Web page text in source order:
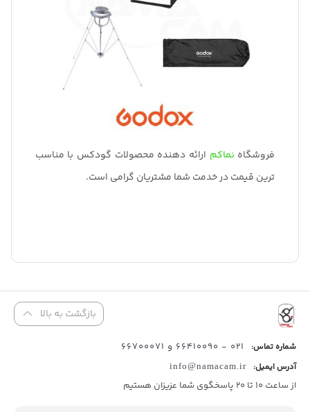
فروشگاه نماکم ارائه دهنده محصولات گودکس با مناسب
ترین قیمت در خدمت شما مشتریان گرامی است.
بازگشت به بالا
شماره تماس: 021 - 66410090 و 66700071
آدرس ایمیل: info@namacam.ir
از ساعت 10 تا 20 پاسخگوی شما عزیزان هستیم